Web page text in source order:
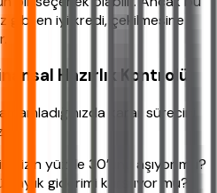
gibi en iyi kredi, çekilmesine
Hazırlık Kontrolü
karar sürecini
yüzde 30’unu aşıyor mu?
aylık giderimi karşılıyor mu?